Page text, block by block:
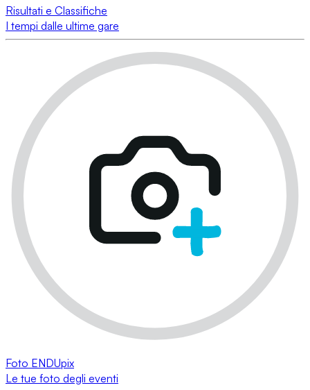
Risultati e Classifiche
I tempi dalle ultime gare
Foto ENDUpix
Le tue foto degli eventi